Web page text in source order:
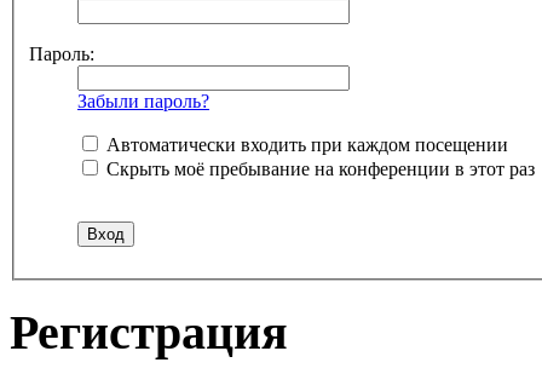
Пароль:
Забыли пароль?
Автоматически входить при каждом посещении
Скрыть моё пребывание на конференции в этот раз
Регистрация